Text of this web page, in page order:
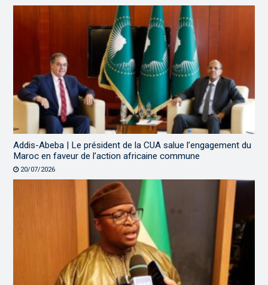
Addis-Abeba | Le président de la CUA salue l’engagement du
Maroc en faveur de l’action africaine commune
20/07/2026